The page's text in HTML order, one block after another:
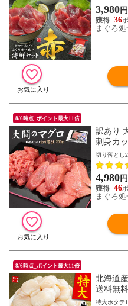
ロ 送料
鮮セッ
3,980円
36
まぐろ処
8/6時点_ポイント最大11倍
訳あり
刺身カ
1〉yd9[[
切り落とし
4,980円
46
まぐろ処
8/6時点_ポイント最大11倍
北海道
送料無
大活躍[[
特大ホタテ